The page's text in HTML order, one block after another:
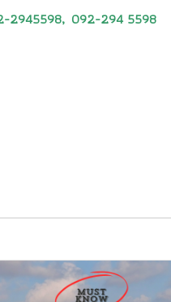
2945598, 092-294 5598